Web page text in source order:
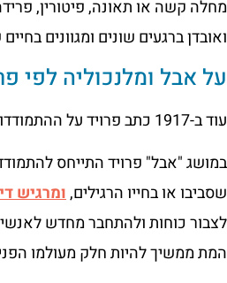
מחלה קשה או תאונה, פיטורין,
ואובדן ברגעים שונים ומגוונים
על אבל ומלנכוליה לפי
עוד ב-1917 כתב פרויד על ההתמודדות עם אובדן, בחיבורו "אבל ומלנכוליה".
במושג "אבל" פרויד התייחס
שסביבו או בחייו הרגילים,ומרגיש
לצבור כוחות ולהתחבר מחדש
המת ממשיך להיות חלק מעולמו